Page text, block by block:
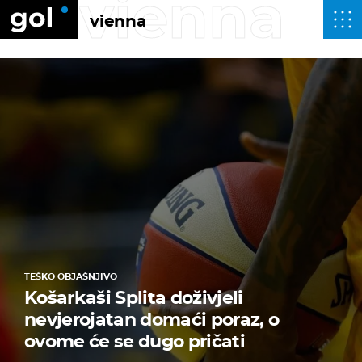
vienna
vienna
TEŠKO OBJAŠNJIVO
Košarkaši Splita doživjeli
nevjerojatan domaći poraz, o
ovome će se dugo pričati